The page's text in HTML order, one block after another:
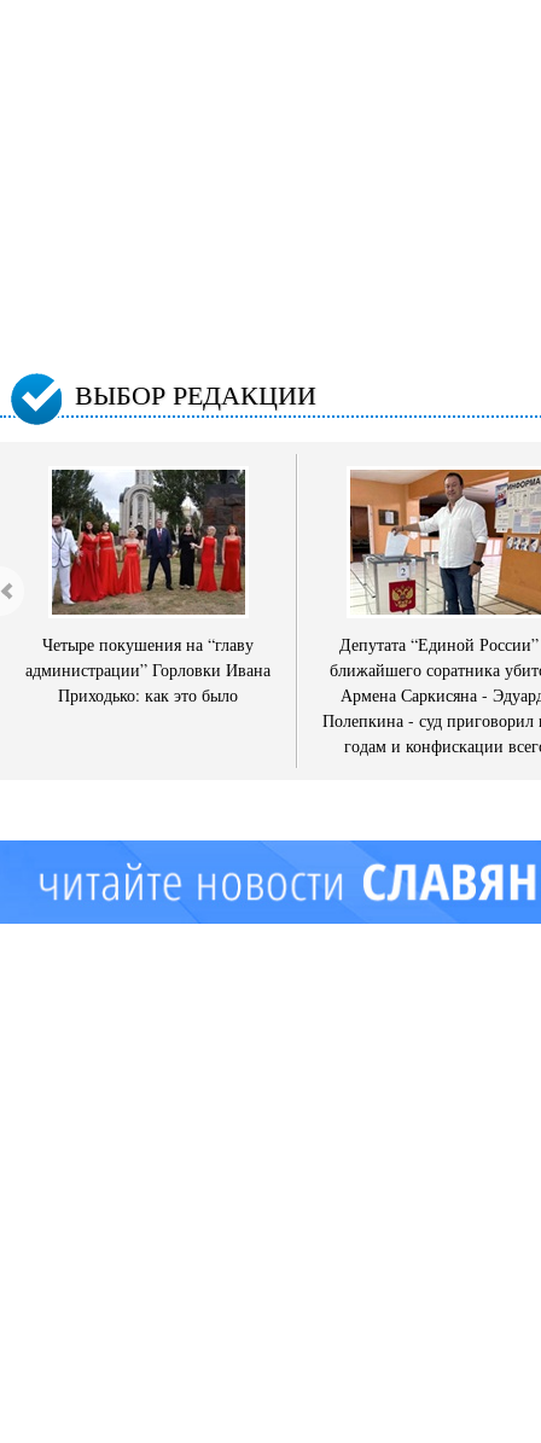
ВЫБОР РЕДАКЦИИ
Четыре покушения на “главу
администрации” Горловки Ивана
Приходько: как это было
Депутата “Единой
ближайшего соратника
Армена Саркисяна -
Полепкина - суд приговорил
годам и конфискации